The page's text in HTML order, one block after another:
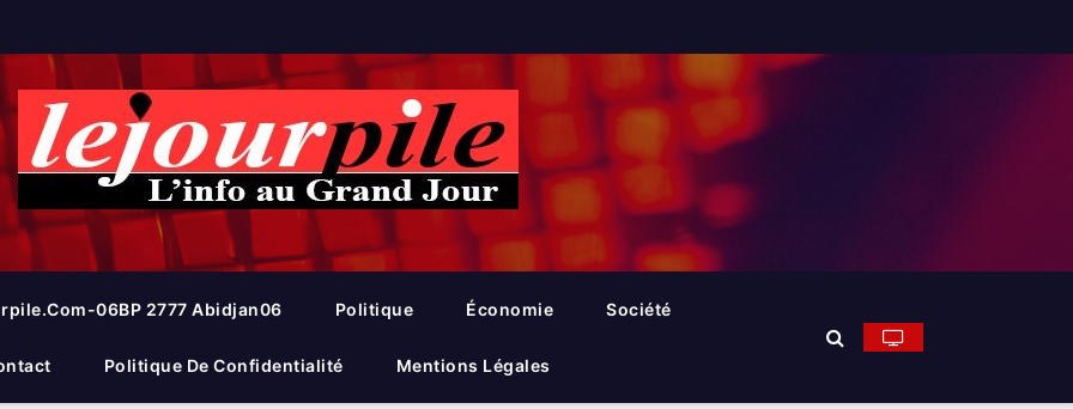
06BP 2777 Abidjan06 Politique Économie Société
Politique De Confidentialité Mentions Légales